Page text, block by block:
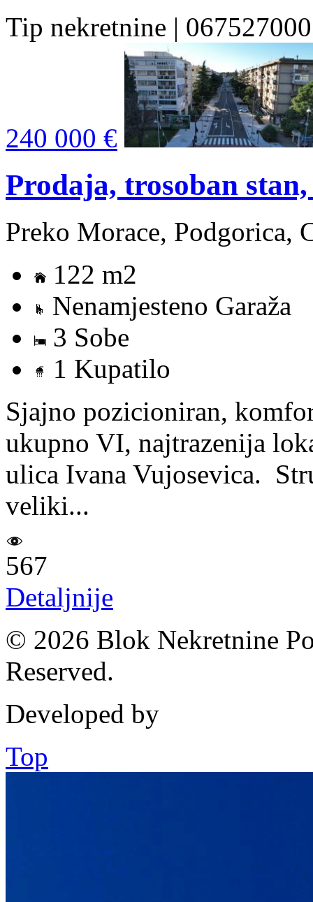
Tip nekretnine | 067527000
240 000 €
Prodaja, trosoban
Preko Morace, Podgorica,
122 m2
Nenamjesteno Garaža
3 Sobe
1 Kupatilo
Sjajno pozicioniran,
ukupno VI, najtrazenija
ulica Ivana Vujosevica.
veliki...
567
Detaljnije
© 2026 Blok Nekretnine
Reserved.
Developed by
Top